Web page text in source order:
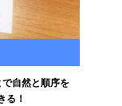
自然と順序を
る！